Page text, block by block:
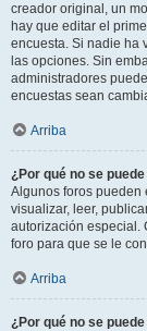
creador original, un
hay que editar el
encuesta. Si nadie ha
las opciones. Sin
administradores
encuestas sean
Arriba
¿Por qué no se
Algunos foros pueden
visualizar, leer,
autorización especial.
foro para que se le
Arriba
¿Por qué no se